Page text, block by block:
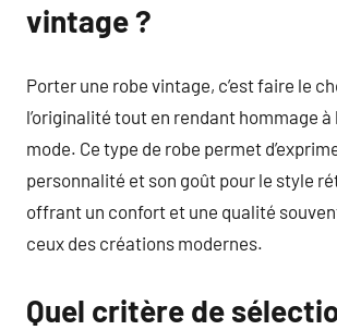
vintage ?
Porter une robe vintage, c’est faire le
l’originalité tout en rendant hommage à
mode. Ce type de robe permet
personnalité et son goût pour le style
offrant un confort et une qualité
ceux des créations modernes.
Quel critère de